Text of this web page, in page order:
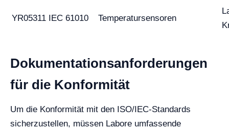
YR05311 IEC 61010 Temperatursensoren
Dokumentationsanforderungen
für die Konformität
Um die Konformität mit den ISO/IEC-Standards
sicherzustellen, müssen Labore umfassende